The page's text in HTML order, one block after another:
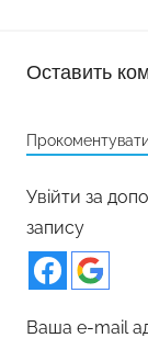
Оставить
Увійти за
запису
Ваша e-mail